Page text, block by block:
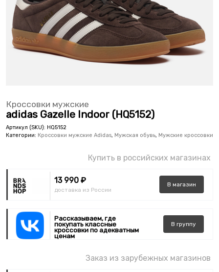
Кроссовки мужские
adidas Gazelle Indoor (HQ5152)
Артикул (SKU): HQ5152
Категории: Кроссовки мужские Adidas, Мужская обувь, Мужские кроссовки
Купить в российских магазинах
13 990 ₽
доставка из России
В магазин
Рассказываем, где
покупать классные
кроссовки по адекватным
ценам
В группу
Заказ из зарубежных магазинов